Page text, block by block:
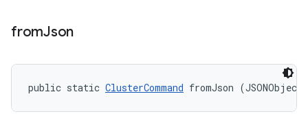
fromJson
public static ClusterCommand fromJson